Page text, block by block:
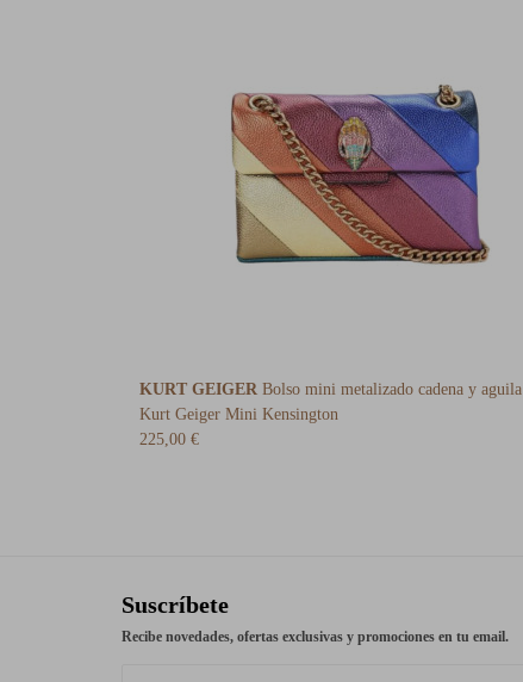
KURT GEIGER Bolso mini metalizado cadena y aguila
Kurt Geiger Mini Kensington
225,00 €
Suscríbete
Recibe novedades, ofertas exclusivas y promociones en tu email.